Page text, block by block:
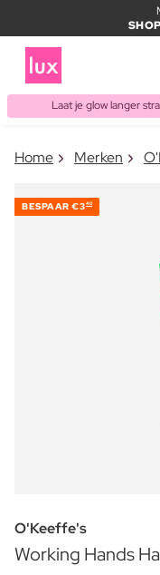
Laat je glow langer
ITEM
Home Merken
BESPAAR €340
O'Keeffe's
Working Hands